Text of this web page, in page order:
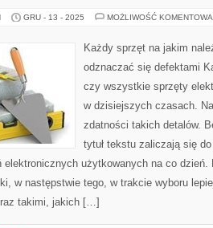
GRU - 13 - 2025 MOŻLIWOŚĆ
Każdy sprzęt na jakim
odznaczać się defektami
czy wszystkie sprzęty
w dzisiejszych czasach.
zdatności takich detalów.
tytuł tekstu zaliczają się
elektronicznych użytkowanych na co
w następstwie tego, w trakcie wyboru
takimi, jakich […]